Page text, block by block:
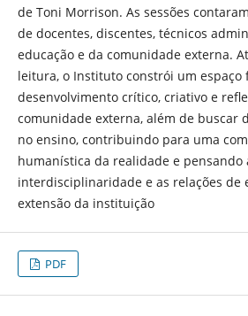
de Toni Morrison. As sessões
de docentes, discentes, técnicos
educação e da comunidade externa.
leitura, o Instituto constrói um espaço
desenvolvimento crítico, criativo e
comunidade externa, além de buscar
no ensino, contribuindo para uma
humanística da realidade e pensando
interdisciplinaridade e as relações de
extensão da instituição
PDF